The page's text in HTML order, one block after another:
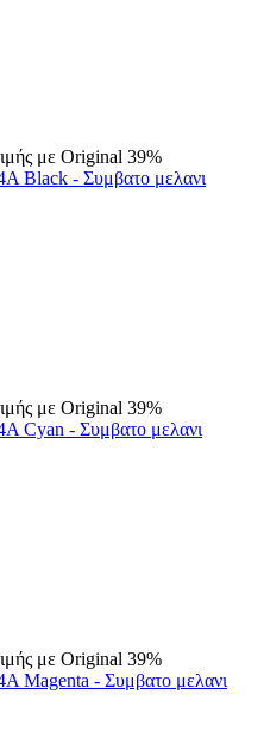
με Original 39%
Black - Συμβατο μελανι
με Original 39%
Cyan - Συμβατο μελανι
με Original 39%
Magenta - Συμβατο μελανι